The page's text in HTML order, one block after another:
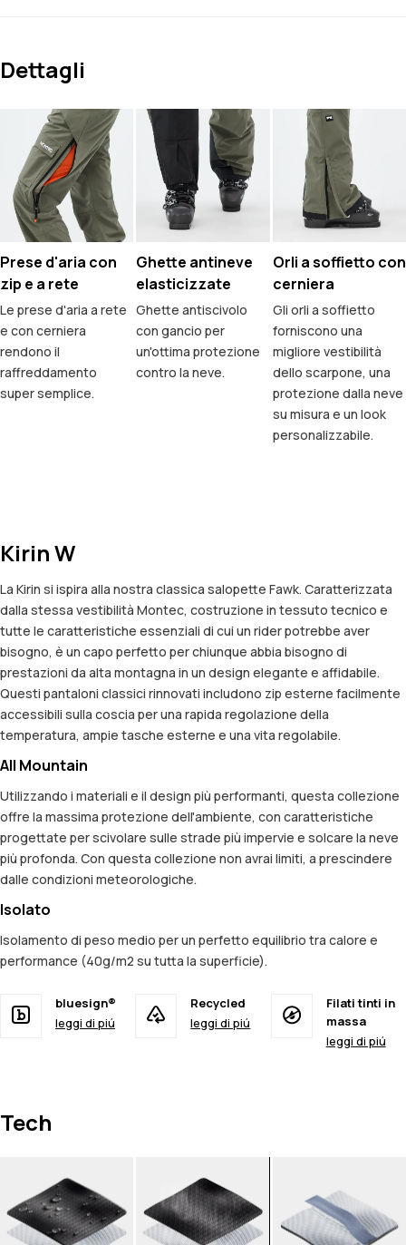
Dettagli
Prese d'aria con
zip e a rete
Le prese d'aria a rete
e con cerniera
rendono il
raffreddamento
super semplice.
Ghette antineve
elasticizzate
Ghette antiscivolo
con gancio per
un'ottima protezione
contro la neve.
Orli a soffietto con
cerniera
Gli orli a soffietto
forniscono una
migliore vestibilità
dello scarpone, una
protezione dalla neve
su misura e un look
personalizzabile.
Kirin W
La Kirin si ispira alla nostra classica salopette Fawk. Caratterizzata
dalla stessa vestibilità Montec, costruzione in tessuto tecnico e
tutte le caratteristiche essenziali di cui un rider potrebbe aver
bisogno, è un capo perfetto per chiunque abbia bisogno di
prestazioni da alta montagna in un design elegante e affidabile.
Questi pantaloni classici rinnovati includono zip esterne facilmente
accessibili sulla coscia per una rapida regolazione della
temperatura, ampie tasche esterne e una vita regolabile.
All Mountain
Utilizzando i materiali e il design più performanti, questa collezione
offre la massima protezione dell'ambiente, con caratteristiche
progettate per scivolare sulle strade più impervie e solcare la neve
più profonda. Con questa collezione non avrai limiti, a prescindere
dalle condizioni meteorologiche.
Isolato
Isolamento di peso medio per un perfetto equilibrio tra calore e
performance (40g/m2 su tutta la superficie).
bluesign®
leggi di piú
Recycled
leggi di piú
Filati tinti in
massa
leggi di piú
Tech